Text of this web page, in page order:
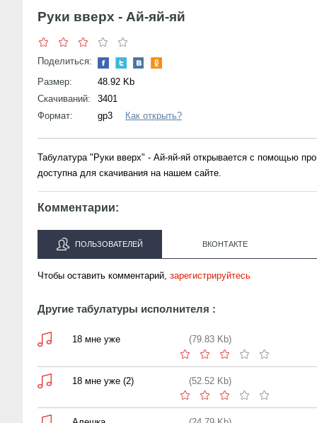
Руки вверх - Ай-яй-яй
Поделиться:
Размер:
48.92 Kb
Скачиваний:
3401
Формат:
gp3 Как открыть?
Табулатура "Руки вверх" - Ай-яй-яй открывается с помощью
доступна для скачивания на нашем сайте.
Комментарии:
ПОЛЬЗОВАТЕЛЕЙ ВКОНТАКТЕ
Чтобы оставить комментарий, зарегистрируйтесь
Другие табулатуры исполнителя :
18 мне уже (79.83 Kb)
18 мне уже (2) (52.52 Kb)